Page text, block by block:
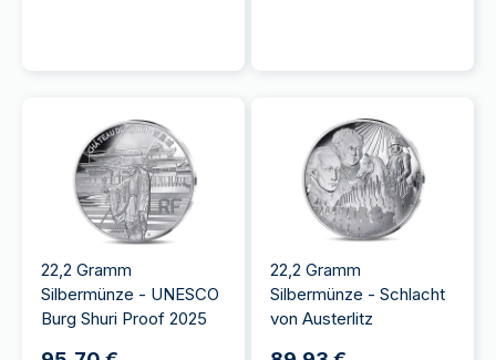
22,2 Gramm
Silbermünze - UNESCO
Burg Shuri Proof 2025
22,2 Gramm
Silbermünze - Schlacht
von Austerlitz